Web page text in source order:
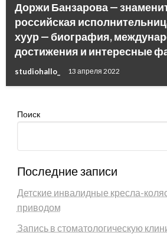
Доржи Банзарова —
российская
хуур — биография,
достижения и интересные
studiohallo_ 13 апреля 2022
Поиск
Последние записи
Детские инвалидные кресла-
приводом
Запись в стоматологическую